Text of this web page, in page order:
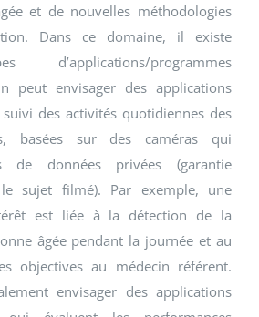
et de nouvelles méthodologies
Dans ce domaine, il existe
d’applications/programmes
peut envisager des applications
des activités quotidiennes des
basées sur des caméras qui
de données privées (garantie
le sujet filmé). Par exemple, une
est liée à la détection de la
âgée pendant la journée et au
objectives au médecin référent.
envisager des applications